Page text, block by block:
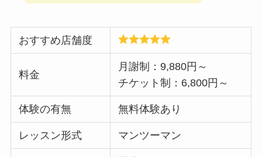
おすすめ店舗度
料金
月謝制：9,880円～
チケット制：6,800円～
体験の有無 無料体験あり
レッスン形式 マンツーマン